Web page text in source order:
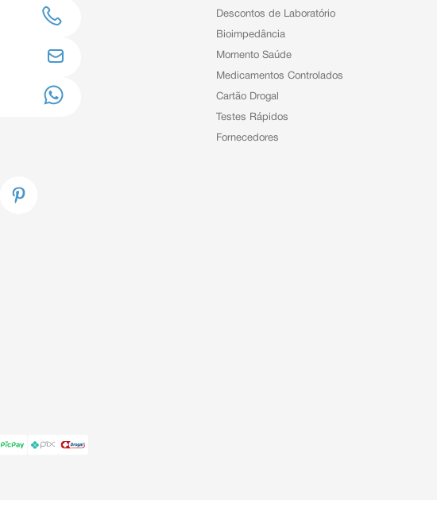
Descontos de Laboratório
Bioimpedância
Momento Saúde
Medicamentos Controlados
Cartão Drogal
Testes Rápidos
Fornecedores